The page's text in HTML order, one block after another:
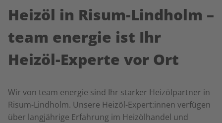
Heizöl in Risum-Lindholm –
team energie ist Ihr
Heizöl-Experte vor Ort
Wir von team energie sind Ihr starker Heizölpartner in
Risum-Lindholm. Unsere Heizöl-Expert:innen verfügen
über langjährige Erfahrung im Heizölhandel und